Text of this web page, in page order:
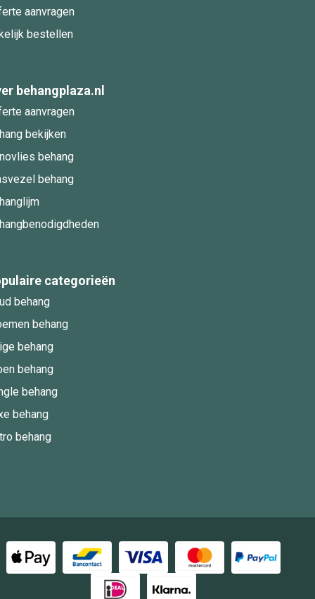
aanvragen
bestellen
behangplaza.nl
aanvragen
bekijken
behang
behang
categorieën
behang
behang
behang
behang
behang
behang
behang